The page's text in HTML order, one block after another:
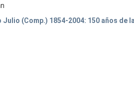
(Comp.) 1854-2004: 150 años